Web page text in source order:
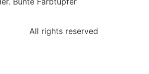
All rights reserved